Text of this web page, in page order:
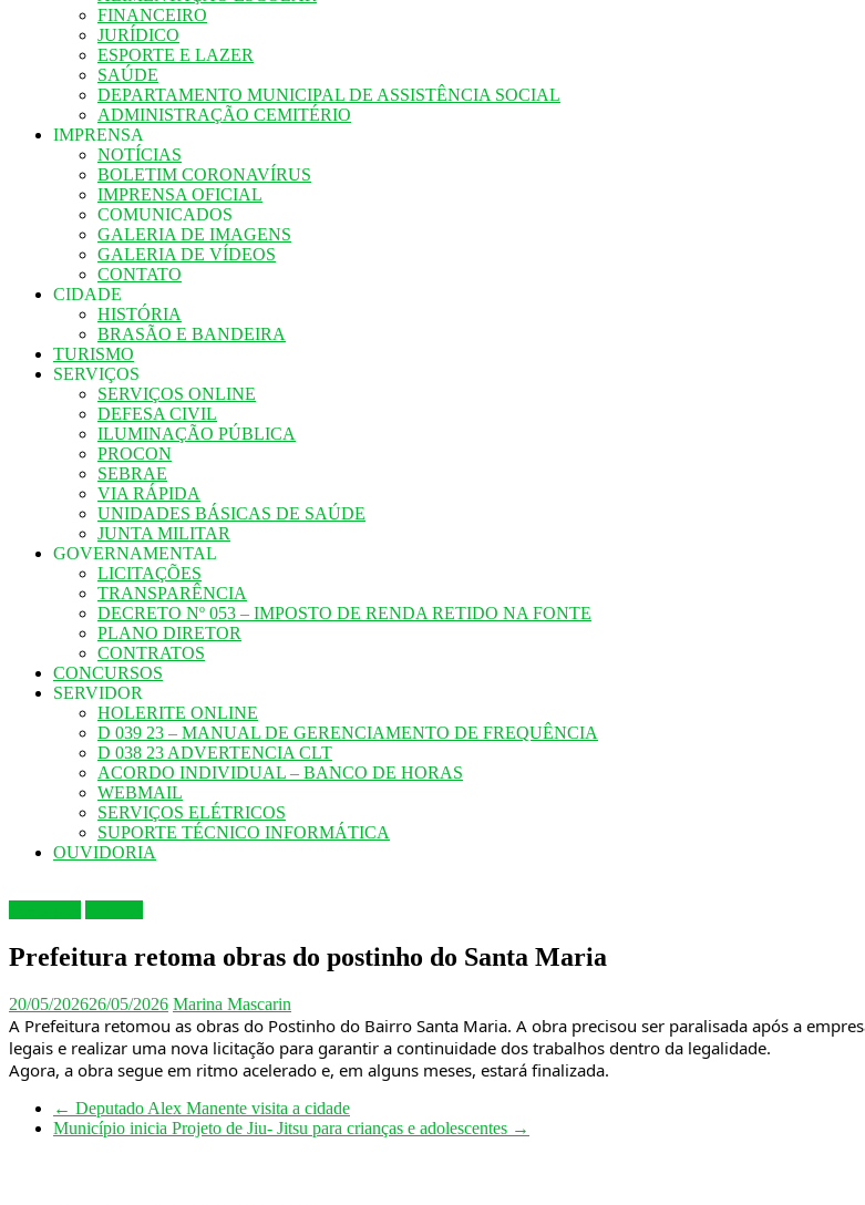
FINANCEIRO
JURÍDICO
ESPORTE E LAZER
SAÚDE
DEPARTAMENTO MUNICIPAL DE ASSISTÊNCIA SOCIAL
ADMINISTRAÇÃO CEMITÉRIO
IMPRENSA
NOTÍCIAS
BOLETIM CORONAVÍRUS
IMPRENSA OFICIAL
COMUNICADOS
GALERIA DE IMAGENS
GALERIA DE VÍDEOS
CONTATO
CIDADE
HISTÓRIA
BRASÃO E BANDEIRA
TURISMO
SERVIÇOS
SERVIÇOS ONLINE
DEFESA CIVIL
ILUMINAÇÃO PÚBLICA
PROCON
SEBRAE
VIA RÁPIDA
UNIDADES BÁSICAS DE SAÚDE
JUNTA MILITAR
GOVERNAMENTAL
LICITAÇÕES
TRANSPARÊNCIA
DECRETO Nº 053 – IMPOSTO DE RENDA RETIDO NA FONTE
PLANO DIRETOR
CONTRATOS
CONCURSOS
SERVIDOR
HOLERITE ONLINE
D 039 23 – MANUAL DE GERENCIAMENTO DE FREQUÊNCIA
D 038 23 ADVERTENCIA CLT
ACORDO INDIVIDUAL – BANCO DE HORAS
WEBMAIL
SERVIÇOS ELÉTRICOS
SUPORTE TÉCNICO INFORMÁTICA
OUVIDORIA
Prefeitura retoma obras do postinho do Santa Maria
20/05/202626/05/2026 Marina Mascarin
A Prefeitura retomou as obras do Postinho do Bairro Santa Maria. A obra precisou ser paralisada após a
legais e realizar uma nova licitação para garantir a continuidade dos trabalhos dentro da legalidade.
Agora, a obra segue em ritmo acelerado e, em alguns meses, estará finalizada.
← Deputado Alex Manente visita a cidade
Município inicia Projeto de Jiu- Jitsu para crianças e adolescentes →